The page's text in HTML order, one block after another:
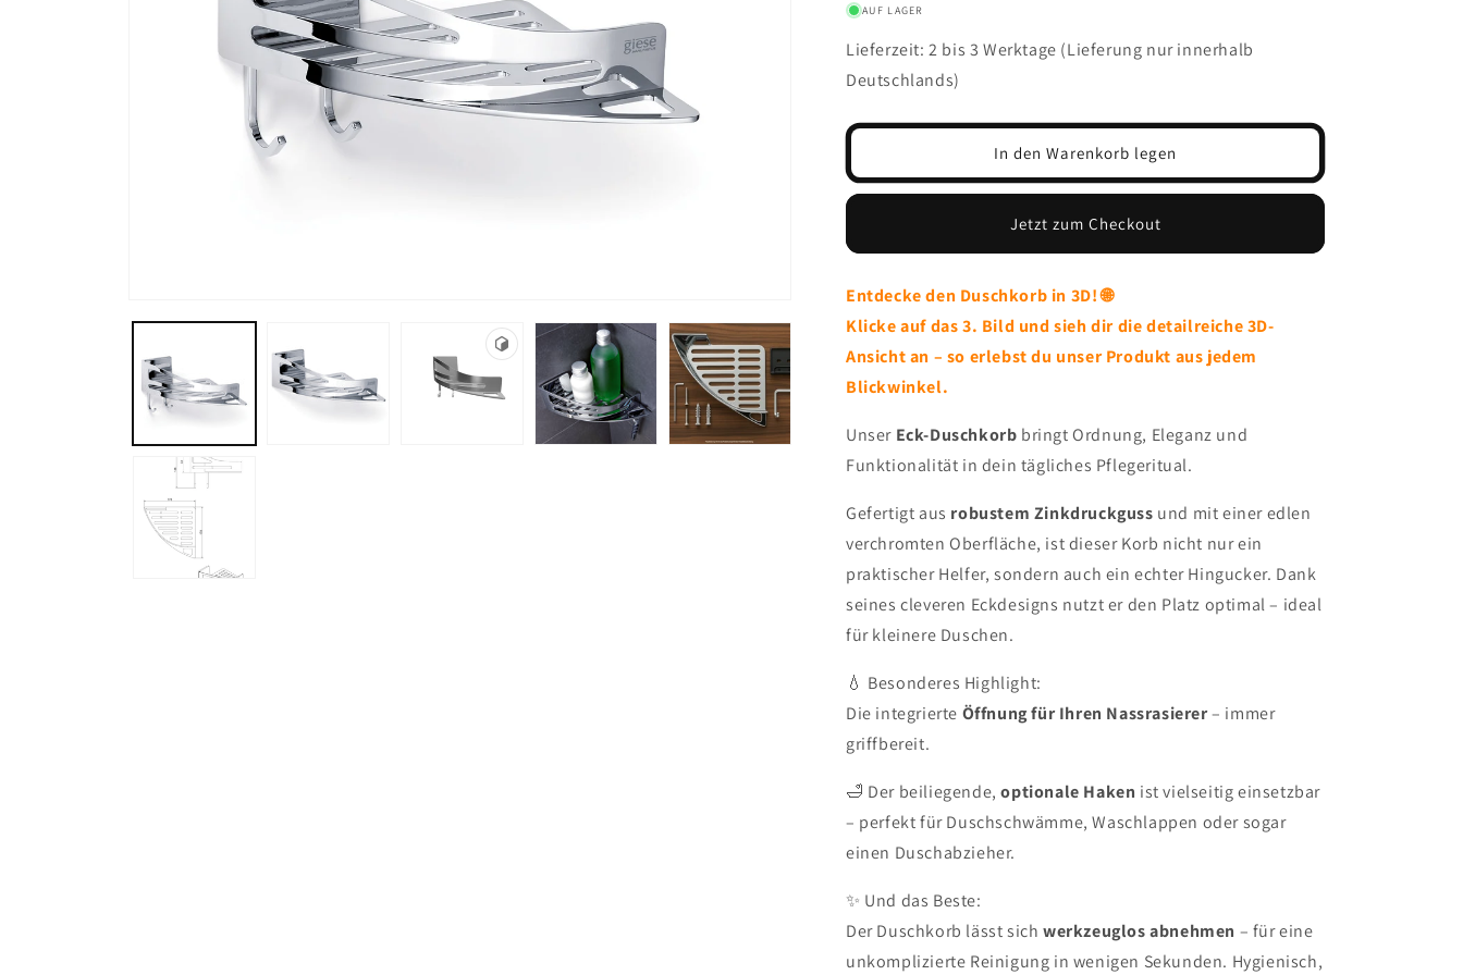
AUF LAGER
Lieferzeit: 2 bis 3 Werktage (Lieferung nur innerhalb
Deutschlands)
In den Warenkorb legen
Jetzt zum Checkout
Entdecke den Duschkorb in 3D! 🌐
Klicke auf das 3. Bild und sieh dir die detailreiche 3D-
Ansicht an – so erlebst du unser Produkt aus jedem
Blickwinkel.
Unser Eck-Duschkorb bringt Ordnung, Eleganz und
Funktionalität in dein tägliches Pflegeritual.
Gefertigt aus robustem Zinkdruckguss und mit einer edlen
verchromten Oberfläche, ist dieser Korb nicht nur ein
praktischer Helfer, sondern auch ein echter Hingucker. Dank
seines cleveren Eckdesigns nutzt er den Platz optimal – ideal
für kleinere Duschen.
💧 Besonderes Highlight:
Die integrierte Öffnung für Ihren Nassrasierer– immer
griffbereit.
🛁 Der beiliegende,optionale Haken ist vielseitig einsetzbar
– perfekt für Duschschwämme, Waschlappen oder sogar
einen Duschabzieher.
✨ Und das Beste:
Der Duschkorb lässt sich werkzeuglos abnehmen – für eine
unkomplizierte Reinigung in wenigen Sekunden. Hygienisch,